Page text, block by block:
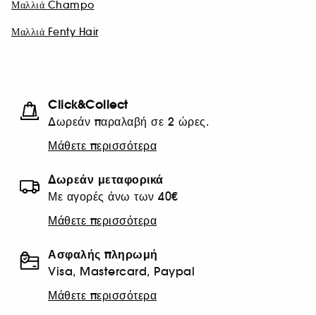
Μαλλιά Champo
Μαλλιά Fenty Hair
Click&Collect
Δωρεάν παραλαβή σε 2 ώρες.
Μάθετε περισσότερα
Δωρεάν μεταφορικά
Με αγορές άνω των 40€
Μάθετε περισσότερα
Ασφαλής πληρωμή
Visa, Mastercard, Paypal
Μάθετε περισσότερα